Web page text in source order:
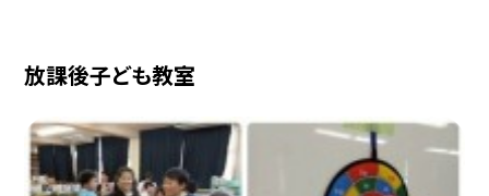
放課後子ども教室